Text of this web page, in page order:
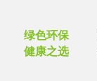
绿色环保
健康之选